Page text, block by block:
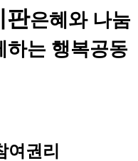
판은혜와 나눔
하는 행복공동
여권리